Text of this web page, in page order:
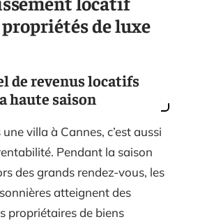
de luxe
de revenus locatifs
haute saison
villa à Cannes, c’est aussi
Pendant la saison
des grands rendez-vous, les
atteignent des
propriétaires de biens